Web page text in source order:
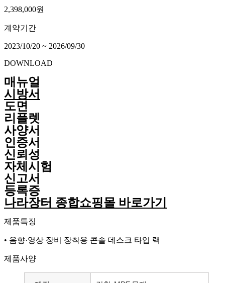
2,398,000원
계약기간
2023/10/20 ~ 2026/09/30
DOWNLOAD
매뉴얼
시방서
도면
리플렛
사양서
인증서
신뢰성
자체시험
신고서
등록증
나라장터 종합쇼핑몰 바로가기
제품특징
• 음향·영상 장비 장착용 콘솔 데스크 타입 랙
제품사양